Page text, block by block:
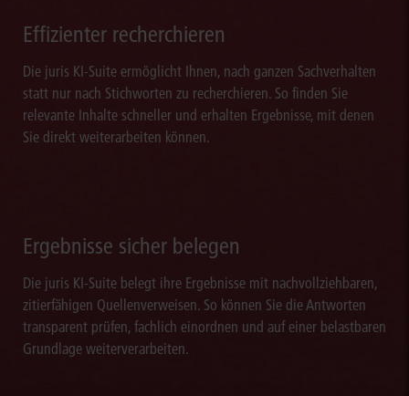
Effizienter recherchieren
Die juris KI-Suite ermöglicht Ihnen, nach ganzen Sachverhalten
statt nur nach Stichworten zu recherchieren. So finden Sie
relevante Inhalte schneller und erhalten Ergebnisse, mit denen
Sie direkt weiterarbeiten können.
Ergebnisse sicher belegen
Die juris KI-Suite belegt ihre Ergebnisse mit nachvollziehbaren,
zitierfähigen Quellenverweisen. So können Sie die Antworten
transparent prüfen, fachlich einordnen und auf einer belastbaren
Grundlage weiterverarbeiten.